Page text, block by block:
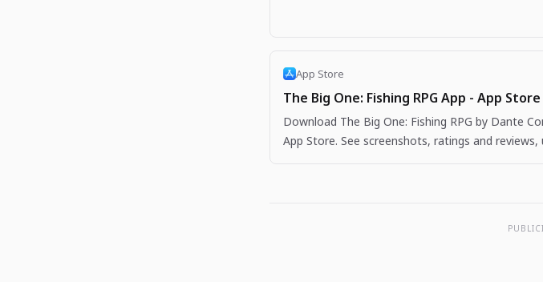
App Store
The Big One: Fishing RPG App - App Store
Download The Big One: Fishing RPG by Dante
App Store. See screenshots, ratings and reviews,